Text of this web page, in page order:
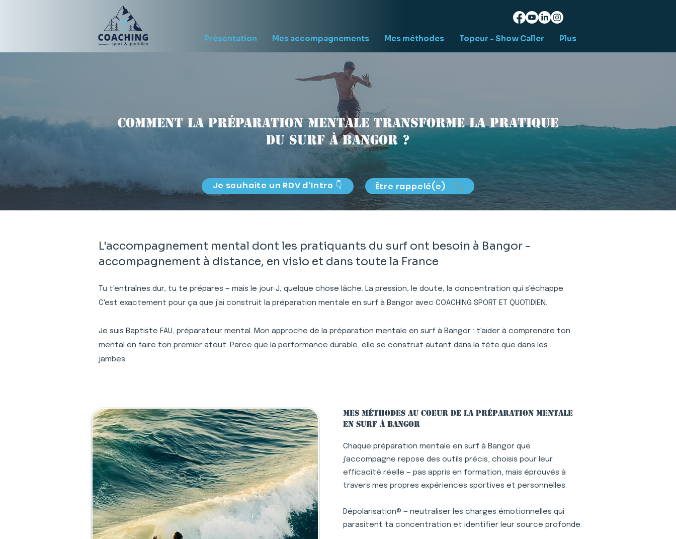
Présentation Mes accompagnements Mes méthodes Topeur - Show Caller Plus
Comment la préparation mentale transforme la pratique
du surf à Bangor ?
Je souhaite un RDV d'Intro 👇 Être rappelé(e)
L'accompagnement mental dont les pratiquants du surf ont besoin à Bangor -
accompagnement à distance, en visio et dans toute la France
Tu t'entraînes dur, tu te prépares — mais le jour J, quelque chose lâche. La pression, le doute, la concentration qui s'échappe.
C'est exactement pour ça que j'ai construit la préparation mentale en surf à Bangor avec COACHING SPORT ET QUOTIDIEN.
Je suis Baptiste FAU, préparateur mental. Mon approche de la préparation mentale en surf à Bangor : t'aider à comprendre ton
mental en faire ton premier atout. Parce que la performance durable, elle se construit autant dans la tête que dans les
jambes.
Mes méthodes au coeur de la préparation mentale
en surf à Bangor
Chaque préparation mentale en surf à Bangor que
j'accompagne repose des outils précis, choisis pour leur
efficacité réelle — pas appris en formation, mais éprouvés à
travers mes propres expériences sportives et personnelles.
Dépolarisation® — neutraliser les charges émotionnelles qui
parasitent ta concentration et identifier leur source profonde.